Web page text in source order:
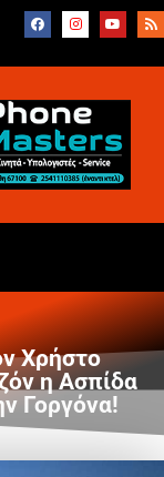
Χρήστο
η Ασπίδα
Γοργόνα!